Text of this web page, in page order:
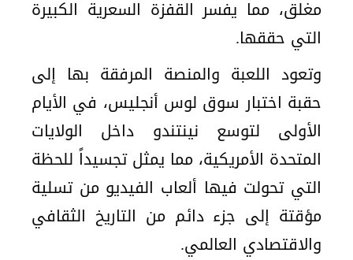
مغلق، مما يفسر القفزة السعرية الكبيرة
التي حققها.
وتعود اللعبة والمنصة المرفقة بها إلى
حقبة اختبار سوق لوس أنجليس، في الأيام
الأولى لتوسع نينتندو داخل الولايات
المتحدة الأمريكية، مما يمثل تجسيداً للحظة
التي تحولت فيها ألعاب الفيديو من تسلية
مؤقتة إلى جزء دائم من التاريخ الثقافي
والاقتصادي العالمي.